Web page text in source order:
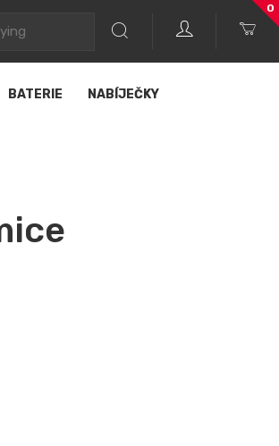
0
BATERIE NABÍJEČKY